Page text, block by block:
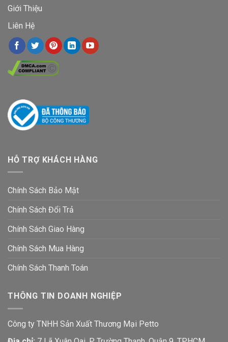
Giới Thiệu
Liên Hệ
HỖ TRỢ KHÁCH HÀNG
Chính Sách Bảo Mật
Chính Sách Đổi Trả
Chính Sách Giao Hàng
Chính Sách Mua Hàng
Chính Sách Thanh Toán
THÔNG TIN DOANH NGHIỆP
Công ty TNHH Sản Xuất Thương Mại Petto